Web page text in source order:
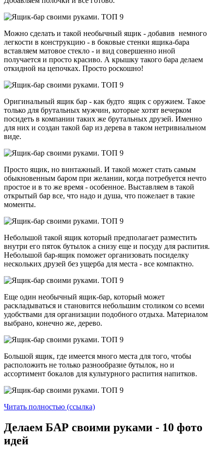
Можно сделать и такой необычный ящик - добавив немного
легкости в конструкцию - в боковые стенки ящика-бара
вставляем матовое стекло - и вид совершенно иной
получается и просто красиво. А крышку такого бара делаем
откидной на цепочках. Просто роскошно!
Оригинальный ящик бар - как будто ящик с оружием. Такое
только для брутальных мужчин, которые хотят вечерком
посидеть в компании таких же брутальных друзей. Именно
для них и создан такой бар из дерева в таком нетривиальном
виде.
Просто ящик, но винтажный. И такой может стать самым
обыкновенным баром при желании, когда потребуется нечто
простое и в то же время - особенное. Выставляем в такой
открытый бар все, что надо и душа, что пожелает в такие
моменты.
Небольшой такой ящик который предполагает разместить
внутри его пяток бутылок а снизу еще и посуду для распития.
Небольшой бар-ящик поможет организовать посиделку
нескольких друзей без ущерба для места - все компактно.
Еще один необычный ящик-бар, который может
раскладываться и становится небольшим столиком со всеми
удобствами для организации подобного отдыха. Материалом
выбрано, конечно же, дерево.
Большой ящик, где имеется много места для того, чтобы
расположить не только разнообразие бутылок, но и
ассортимент бокалов для культурного распития напитков.
Читать полностью (ссылка)
Делаем БАР своими руками - 10 фото
идей